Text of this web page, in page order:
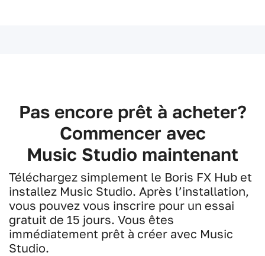
Pas encore prêt à acheter?
Commencer avec
Music Studio maintenant
Téléchargez simplement le Boris FX Hub et
installez Music Studio. Après l’installation,
vous pouvez vous inscrire pour un essai
gratuit de 15 jours. Vous êtes
immédiatement prêt à créer avec Music
Studio.